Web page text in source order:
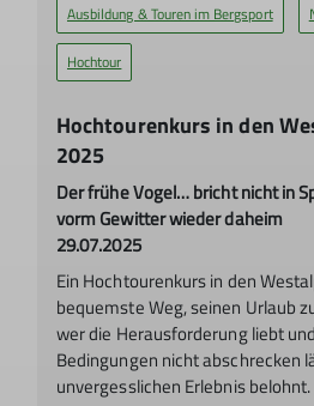
Ausbildung & Touren im Bergsport
Hochtour
Hochtourenkurs in den
2025
Der frühe Vogel… bricht nicht in
vorm Gewitter wieder daheim
29.07.2025
Ein Hochtourenkurs in den
bequemste Weg, seinen Urlaub
wer die Herausforderung liebt
Bedingungen nicht abschrecken
unvergesslichen Erlebnis belohnt.